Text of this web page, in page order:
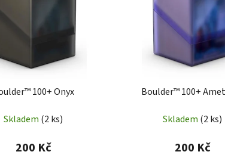
100+ Onyx
Skladem (2 ks)
200 Kč
Boulder™ 100+
Skladem (2 ks)
200 Kč